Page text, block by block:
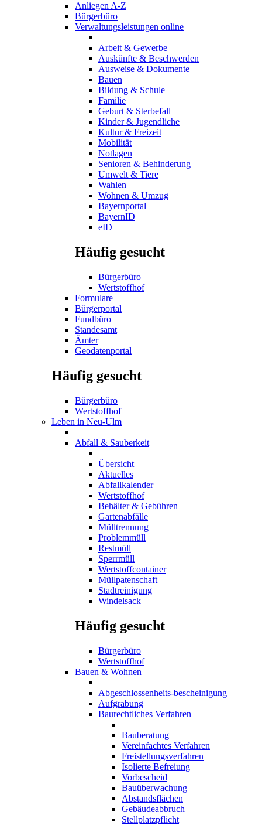
Anliegen A-Z
Bürgerbüro
Verwaltungsleistungen online
Arbeit & Gewerbe
Auskünfte & Beschwerden
Ausweise & Dokumente
Bauen
Bildung & Schule
Familie
Geburt & Sterbefall
Kinder & Jugendliche
Kultur & Freizeit
Mobilität
Notlagen
Senioren & Behinderung
Umwelt & Tiere
Wahlen
Wohnen & Umzug
Bayernportal
BayernID
eID
Häufig gesucht
Bürgerbüro
Wertstoffhof
Formulare
Bürgerportal
Fundbüro
Standesamt
Ämter
Geodatenportal
Häufig gesucht
Bürgerbüro
Wertstoffhof
Leben in Neu-Ulm
Abfall & Sauberkeit
Übersicht
Aktuelles
Abfallkalender
Wertstoffhof
Behälter & Gebühren
Gartenabfälle
Mülltrennung
Problemmüll
Restmüll
Sperrmüll
Wertstoffcontainer
Müllpatenschaft
Stadtreinigung
Windelsack
Häufig gesucht
Bürgerbüro
Wertstoffhof
Bauen & Wohnen
Abgeschlossenheits-bescheinigung
Aufgrabung
Baurechtliches Verfahren
Bauberatung
Vereinfachtes Verfahren
Freistellungsverfahren
Isolierte Befreiung
Vorbescheid
Bauüberwachung
Abstandsflächen
Gebäudeabbruch
Stellplatzpflicht